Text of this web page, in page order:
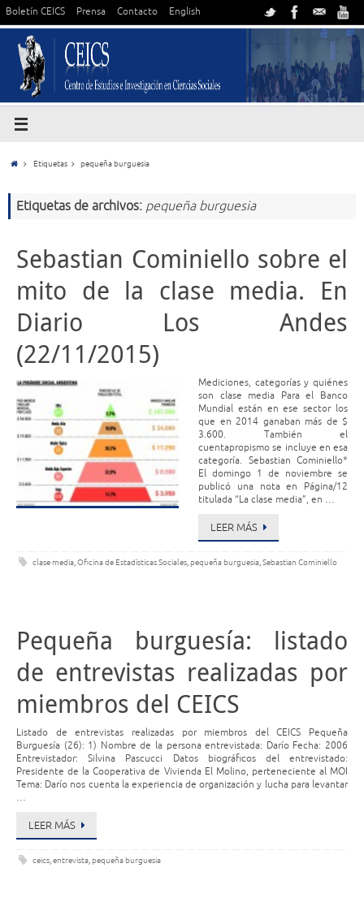
Boletín CEICS Prensa Contacto English
Etiquetas pequeña burguesia
Etiquetas de archivos: pequeña burguesia
Sebastian Cominiello sobre el
mito de la clase media. En
Diario Los Andes
(22/11/2015)
Mediciones, categorías y quiénes
son clase media Para el Banco
Mundial están en ese sector los
que en 2014 ganaban más de $
3.600. También el
cuentapropismo se incluye en esa
categoría. Sebastian Cominiello*
El domingo 1 de noviembre se
publicó una nota en Página/12
titulada “La clase media”, en …
LEER MÁS
clase media,Oficina de Estadísticas Sociales, pequeña burguesia,Sebastian Cominiello
Pequeña burguesía: listado
de entrevistas realizadas por
miembros del CEICS
Listado de entrevistas realizadas por miembros del CEICS Pequeña
Burguesía (26): 1) Nombre de la persona entrevistada: Darío Fecha: 2006
Entrevistador: Silvina Pascucci Datos biográficos del entrevistado:
Presidente de la Cooperativa de Vivienda El Molino, perteneciente al MOI
Tema: Darío nos cuenta la experiencia de organización y lucha para levantar
…
LEER MÁS
ceics,entrevista, pequeña burguesia